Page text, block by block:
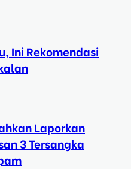
Ini Rekomendasi
Laporkan
3 Tersangka